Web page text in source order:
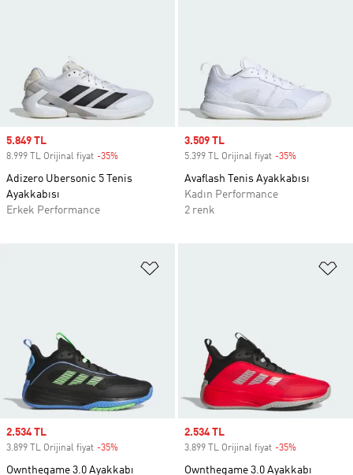
Sale price
5.849 TL
8.999 TL Orijinal fiyat -35%
Adizero Ubersonic 5 Tenis
Ayakkabısı
Erkek Performance
Sale price
3.509 TL
5.399 TL Orijinal fiyat -35%
Avaflash Tenis Ayakkabısı
Kadın Performance
2 renk
Sale price
2.534 TL
3.899 TL Orijinal fiyat -35%
Ownthegame 3.0 Ayakkabı
Sale price
2.534 TL
3.899 TL Orijinal fiyat -35%
Ownthegame 3.0 Ayakkabı